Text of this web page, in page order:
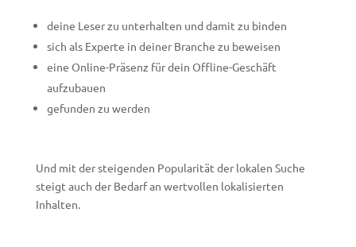
deine Leser zu unterhalten und damit zu binden
sich als Experte in deiner Branche zu beweisen
eine Online-Präsenz für dein Offline-Geschäft
aufzubauen
gefunden zu werden
Und mit der steigenden Popularität der lokalen Suche
steigt auch der Bedarf an wertvollen lokalisierten
Inhalten.